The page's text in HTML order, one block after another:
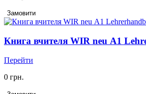
Замовити
Книга вчителя WIR neu А1
Перейти
0 грн.